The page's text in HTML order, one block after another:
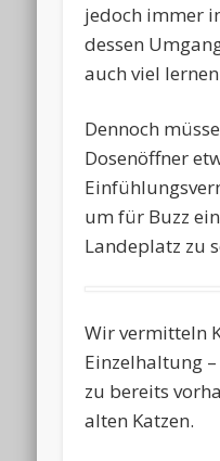
jedoch immer
dessen
auch viel
Dennoch
Dosenöffner
um für Buzz
Landeplatz zu
Wir vermitteln
Einzelhaltung
zu bereits
alten Katzen.